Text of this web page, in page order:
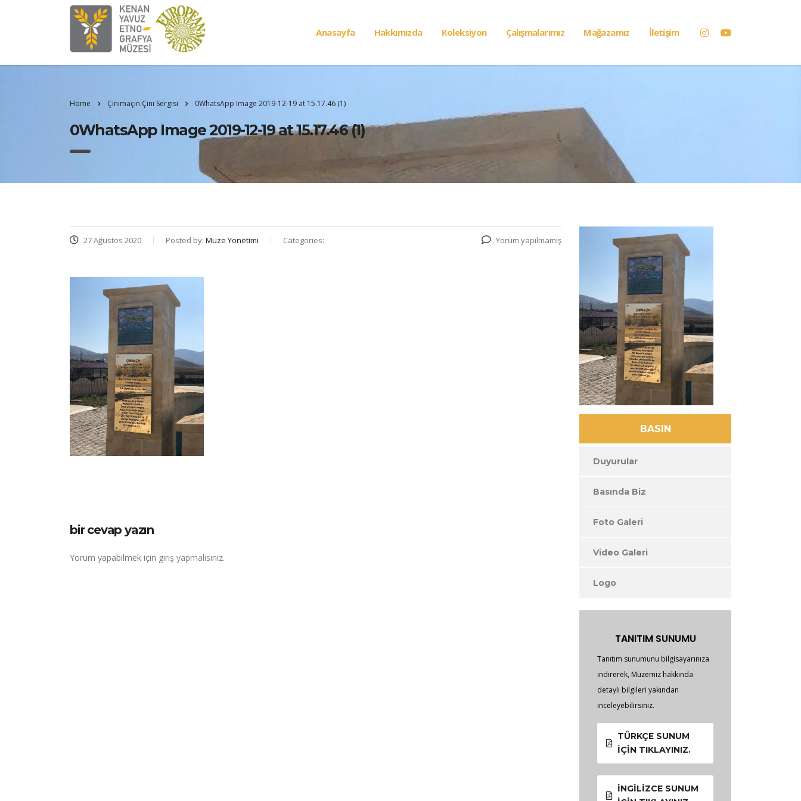
Anasayfa Hakkımızda Koleksiyon Çalışmalarımız Mağazamız İletişim
Home Çinimaçin Çini Sergisi 0WhatsApp Image 2019-12-19 at 15.17.46 (1)
0WhatsApp Image 2019-12-19 at 15.17.46 (1)
27 Ağustos 2020 Posted by: Muze Yonetimi Categories: Yorum yapılmamış
bir cevap yazın
Yorum yapabilmek için giriş yapmalısınız.
BASIN
Duyurular
Basında Biz
Foto Galeri
Video Galeri
Logo
TANITIM SUNUMU
Tanıtım sunumunu bilgisayarınıza
indirerek, Müzemiz hakkında
detaylı bilgileri yakından
inceleyebilirsiniz.
TÜRKÇE SUNUM
İÇIN TIKLAYINIZ.
İNGILIZCE SUNUM